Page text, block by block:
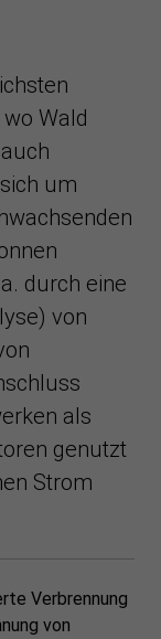
Wald
um
durch eine
von
als
genutzt
Strom
Verbrennung
von